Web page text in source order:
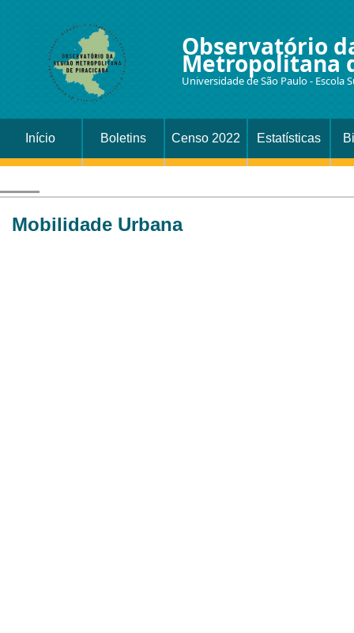
Observatório
Metropolitana
Universidade de São Paulo - Escola
Início Boletins Censo 2022 Estatísticas
Mobilidade Urbana